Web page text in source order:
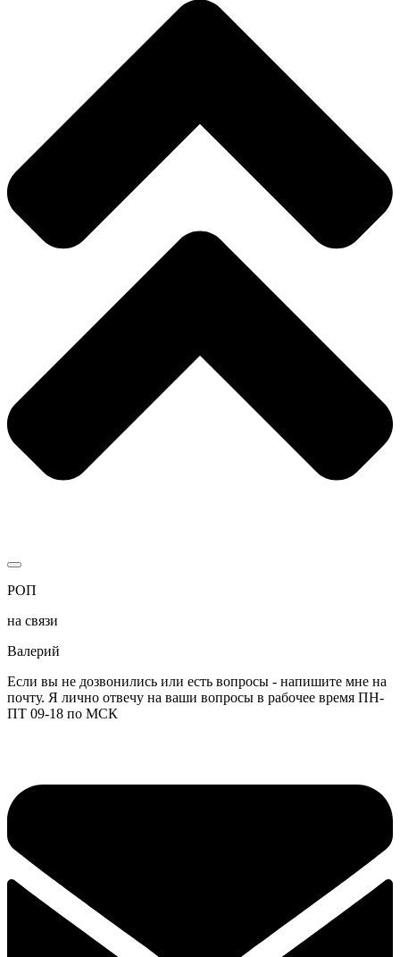
РОП
на связи
Валерий
Если вы не дозвонились или есть вопросы - напишите мне на
почту. Я лично отвечу на ваши вопросы в рабочее время ПН-
ПТ 09-18 по МСК